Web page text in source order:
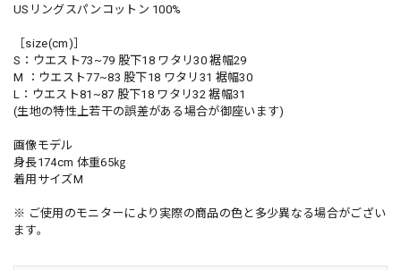
USリングスパンコットン 100%
［size(cm)］
S：ウエスト73~79 股下18 ワタリ30 裾幅29
M ：ウエスト77~83 股下18 ワタリ31 裾幅30
L：ウエスト81~87 股下18 ワタリ32 裾幅31
(生地の特性上若干の誤差がある場合が御座います)
画像モデル
身長174cm 体重65㎏
着用サイズM
※ ご使用のモニターにより実際の商品の色と多少異なる場合がござい
ます。